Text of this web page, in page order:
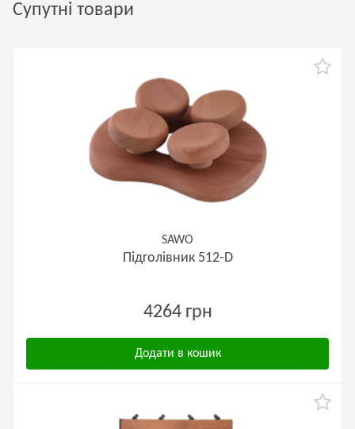
Супутні товари
SAWO
Підголівник 512-D
4264 грн
Додати в кошик